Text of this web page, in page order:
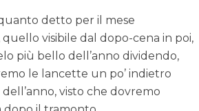
detto per il mese
visibile dal dopo-cena in poi,
più bello dell’anno dividendo,
le lancette un po’ indietro
visto che dovremo